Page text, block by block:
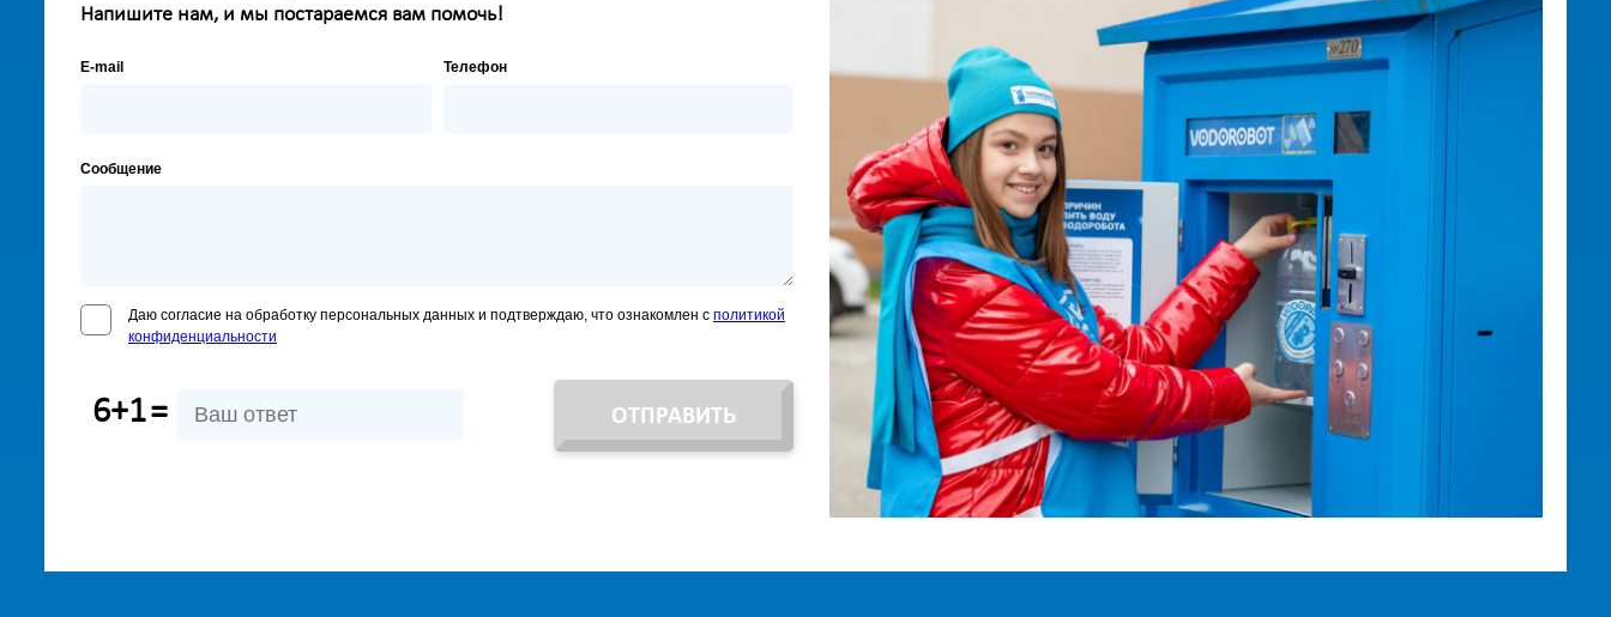
Напишите нам, и мы постараемся вам помочь!
E-mail Телефон
Сообщение
Даю согласие на обработку персональных данных и подтверждаю, что ознакомлен с политикой
конфиденциальности
6+1= ОТПРАВИТЬ